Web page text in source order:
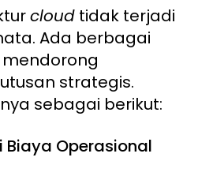
cloud tidak terjadi
Ada berbagai
strategis.
sebagai berikut:
Biaya Operasional